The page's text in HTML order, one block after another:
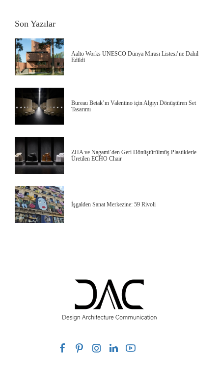
Son Yazılar
Aalto Works UNESCO Dünya Mirası Listesi’ne Dahil
Edildi
Bureau Betak’ın Valentino için Algıyı Dönüştüren Set
Tasarımı
ZHA ve Nagami’den Geri Dönüştürülmüş Plastiklerle
Üretilen ECHO Chair
İşgalden Sanat Merkezine: 59 Rivoli